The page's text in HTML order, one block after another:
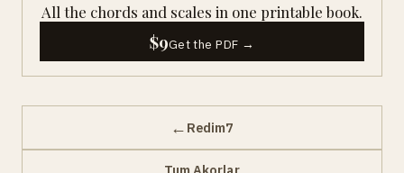
All the chords and scales in one printable book.
$9Get the PDF →
← Redim7